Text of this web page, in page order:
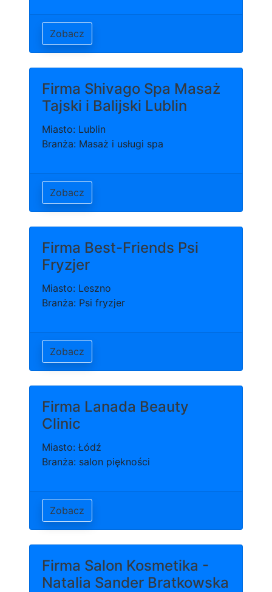
Zobacz
Firma Shivago Spa Masaż
Tajski i Balijski Lublin
Miasto: Lublin
Branża: Masaż i usługi spa
Zobacz
Firma Best-Friends Psi
Fryzjer
Miasto: Leszno
Branża: Psi fryzjer
Zobacz
Firma Lanada Beauty
Clinic
Miasto: Łódź
Branża: salon piękności
Zobacz
Firma Salon Kosmetika -
Natalia Sander Bratkowska